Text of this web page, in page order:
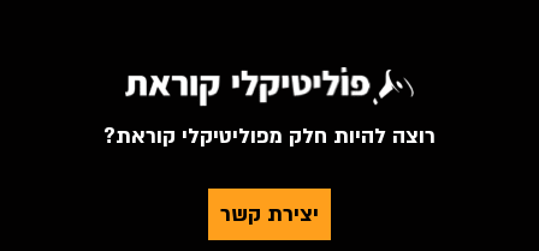
רוצה להיות חלק מפוליטיקלי קוראת?
יצירת קשר